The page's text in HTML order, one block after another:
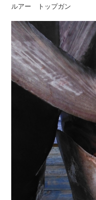
ルアー トップガン